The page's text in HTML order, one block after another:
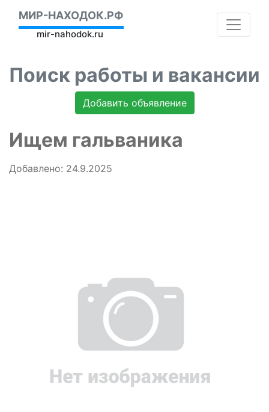
МИР-НАХОДОК.РФ
mir-nahodok.ru
Поиск работы и вакансии
Добавить объявление
Ищем гальваника
Добавлено: 24.9.2025